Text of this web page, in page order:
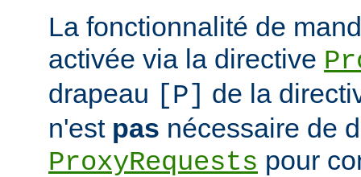
La fonctionnalité de
activée via la directive
drapeau
[P]
de la
n'est pas nécessaire de
ProxyRequests pour